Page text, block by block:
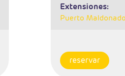
extensiones:
Puerto Maldonado
reservar